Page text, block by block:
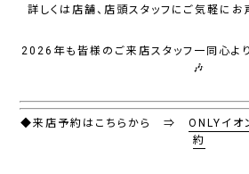
詳しくは店舗、店頭スタッフにご気軽にお
2026年も皆様のご来店スタッフ一同心よ
🎶
◆来店予約はこちらから ⇒
ONLYイオ
約